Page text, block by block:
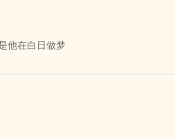
肩不能提手不能抗头脑绝佳宦臣
他在白日做梦
病的医生的故事